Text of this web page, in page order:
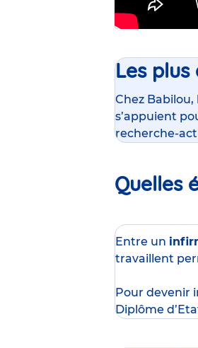
Les plus
Chez Babilou,
s’appuient
recherche-
Quelles
Entre un
travaillent
Pour devenir
Diplôme